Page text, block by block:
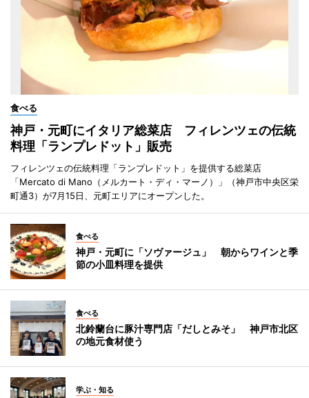
食べる
神戸・元町にイタリア総菜店 フィレンツェの伝統
料理「ランプレドット」販売
フィレンツェの伝統料理「ランプレドット」を提供する総菜店
「Mercato di Mano（メルカート・ディ・マーノ）」（神戸市中央区栄
町通3）が7月15日、元町エリアにオープンした。
食べる
神戸・元町に「ソヴァージュ」 朝からワインと季
節の小皿料理を提供
食べる
北鈴蘭台に豚汁専門店「だしとみそ」 神戸市北区
の地元食材使う
学ぶ・知る